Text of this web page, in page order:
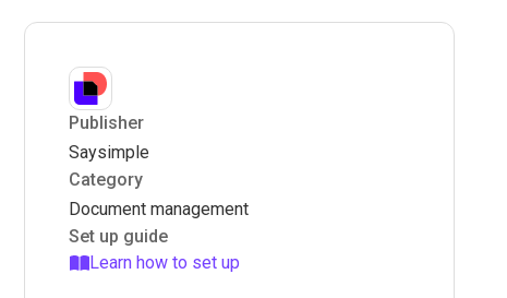
Publisher
Saysimple
Category
Document management
Set up guide
Learn how to set up